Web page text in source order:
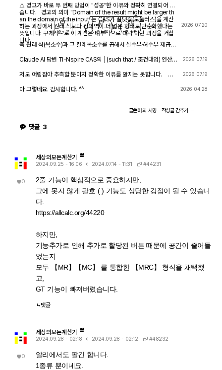
해 보아도 결과는 바뀌지 않습니다.
⚠️ 경고가 바로 두 번째 방법이 "성공"한 이유와 정확히 연결되어 있
습니다. 경고의 의미 "Domain of the result might be larger th
an the domain of the input"는 CAS가 절댓값(모듈러스)을 계산
하는 과정에서 원래 식보다 정의역이 더 넓은 형태로 단순화했다는
뜻입니다. 구체적으로 이 계산은 내부적으로 대략 이런 과정을 거칩
니다.
|ere⋅r|=(ere⋅r)⋅(ere⋅r)―
즉 원래 식(복소수)과 그 켤레복소수를 곱해서 실수부·허수부 제곱합
√(x²) → x 또는 √a·√b → √(ab) 같은 규칙들이 쓰이는데, 이런
규칙들은 x가 실수이고 0 이상일 때만 엄밀하게 성립합니다. CAS는
이 조건들을 일일이 다 추적하지 않고 넘어가면서, 원래는 (e≠0, r+l
·ω·i ≠ 0 등) 복소수 특유의 좁은 정의역을 가진 식을, r, l, ω가 어떤
실수여도(부호 무관하게) 정의되는 1/√(r²+l²·ω²)라는 더 넓은 정의
역의 식으로 바꿔버린 것입니다. CAS는 이 손실을 감지하고 경고를
가지고 있던 정의역 제약 정보(부호 조건, i 관련 조건 등)를 이미 버
끄럽게 만드는 원인입니다. 첫 번째 시도에서는 i가 살아있는 원래 식
산 단계에서 이미 그런 세밀한 정의역 추적을 CAS 스스로 포기(단
순화)했기 때문에, 이후 ω에 무리식을 대입해도 "이게 실수가 맞
나?" 하는 검증 절차 없이 그냥 대수적으로 치환·정리해 버립니다. 그
래서 깔끔하게 √c/√l이 나온 겁니다. 한 줄 요약 절댓값 계산 시 뜬
"정의역이 넓어졌을 수 있다"는 경고는, CAS가 그 순간에 원래 식의
엄밀한 조건(정의역)을 놓쳤다는 신호이고, 바로 그 "조건을 놓친 상
태"이기 때문에 뒤에 이어지는 조건식 대입이 막힘없이 진행된 것입
니다. 다만 그 대가로, 결과인 1/√(r²+l²·ω²)이나 최종 √c/√l이 원
래 회로 조건(i≠0이 되는 경계, 분모가 0이 되는 경우 등)에서는 엄
밀히 성립하지 않을 수 있다는 점은 감안하셔야 합니다. 실제 물리적
보이지만, 수학적 엄밀성 측면에서는 "정의역이 넓어진 근사적 결
과"라는 꼬리표가 붙어있는 셈입니다.
2026 07.20
Claude AI 답변 TI-Nspire CAS의 | (such that / 조건대입) 연산자
다. 대입 후에 처음부터 다시 "실수부/허수부 분리, 유리화" 같은 재간
의 핵심입니다. 첫 번째 경우 (|er/(e·r)| | con_1 and con → 실패) 이
시점의 식은 아직 r + l·ω·i 형태의 복소수 그대로입니다 (i가 살아있
수인지(즉 1-c·r² ≥ 0인지) 판단할 근거가 없다는 겁니다. 저장해 두
되어 있지 않습니다. 그래서 CAS는 i와 이 무리식을 더 정리(유리화,
"복소수 → 실수" 변환을 완료한 결과입니다. 즉 1/√(r²+l²·ω²)에는
더 이상 i가 없고, 순수하게 r, l, ω로만 이루어진 실수식입니다. 이 식
에 ω = con_1을 대입하는 것은 그냥 실수 대수식에 실수 대입하는
것이므로, i와 무리식이 뒤엉키는 문제 자체가 발생하지 않습니다. 그
래서 바로 깔끔하게 √c/√l로 정리됩니다. 정리하면 절댓값(모듈러
스) 계산은 "이 값들이 실수다"라는 가정을 이미 내부적으로 써서 i를
제거하는 연산입니다. 그 연산을 조건 대입 이전에 해두면, 이후 대입
은 단순 실수 대입이라 문제없이 정리됩니다. 반대로 i가 남아있는 식
에 무리식을 포함한 조건을 먼저 대입하면, 그 무리식의 실수성/부호
절댓값·실수화(유리화) 등을 먼저 끝내서 i를 없앤 뒤 조건을 대입하
한 번 더 걸어주면 (필요한 도메인 조건과 함께) 정리가 되는 경우가
많습니다.
2026 07.19
저도 어림잡아 추측할 뿐이지 정확한 이유를 알지는 못합니다. 질
nnet 5) AI에 넣어 보니 claude AI 가 제일 합리적인 답변을 주어서
2026 07.19
아 그렇네요. 감사합니다. ^^ 2026 04.28
글쓴이의 서명 작성글감추기
댓글 3
0
세상의모든계산기
2024.09.25 - 16:06 2024.07.14 - 11:31 #44231
2줄 기능이 핵심적으로 중요하지만,
그에 못지 않게 괄호 ( ) 기능도 상당한 강점이 될 수 있습니
다.
https://allcalc.org/44220
하지만,
기능추가로 인해 추가로 할당된 버튼 때문에 공간이 줄어들
었는지
모두 【MR】【MC】 를 통합한 【MRC】 형식을 채택했
고,
GT 기능이 빠져버렸습니다.
댓글
0
세상의모든계산기
2024.09.28 - 02:18 2024.09.28 - 02:12 #48232
알리에서도 팔긴 합니다.
1종류 뿐이네요.